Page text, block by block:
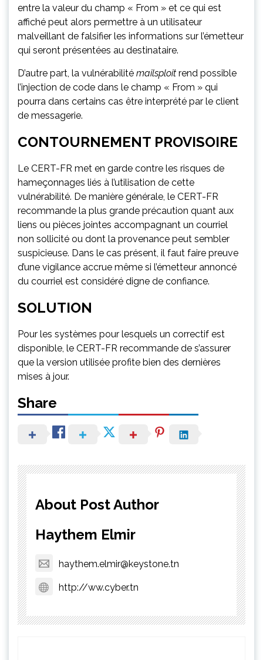
entre la valeur du champ « From » et ce qui est
affiché peut alors permettre à un utilisateur
malveillant de falsifier les informations sur l’émetteur
qui seront présentées au destinataire.
D’autre part, la vulnérabilité mailsploit rend possible
l’injection de code dans le champ « From » qui
pourra dans certains cas être interprété par le client
de messagerie.
CONTOURNEMENT PROVISOIRE
Le CERT-FR met en garde contre les risques de
hameçonnages liés à l’utilisation de cette
vulnérabilité. De manière générale, le CERT-FR
recommande la plus grande précaution quant aux
liens ou pièces jointes accompagnant un courriel
non sollicité ou dont la provenance peut sembler
suspicieuse. Dans le cas présent, il faut faire preuve
d’une vigilance accrue même si l’émetteur annoncé
du courriel est considéré digne de confiance.
SOLUTION
Pour les systèmes pour lesquels un correctif est
disponible, le CERT-FR recommande de s’assurer
que la version utilisée profite bien des dernières
mises à jour.
Share
About Post Author
Haythem Elmir
haythem.elmir@keystone.tn
http://ww.cyber.tn